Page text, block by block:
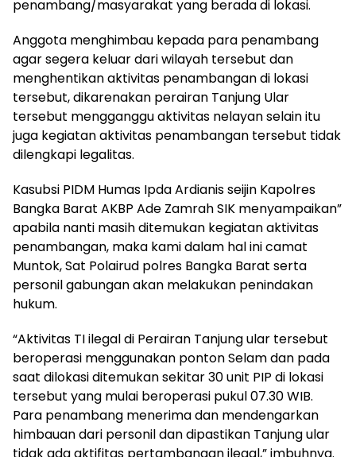
penambang/masyarakat yang berada di lokasi.
Anggota menghimbau kepada para penambang
agar segera keluar dari wilayah tersebut dan
menghentikan aktivitas penambangan di lokasi
tersebut, dikarenakan perairan Tanjung Ular
tersebut mengganggu aktivitas nelayan selain itu
juga kegiatan aktivitas penambangan tersebut tidak
dilengkapi legalitas.
Kasubsi PIDM Humas Ipda Ardianis seijin Kapolres
Bangka Barat AKBP Ade Zamrah SIK menyampaikan”
apabila nanti masih ditemukan kegiatan aktivitas
penambangan, maka kami dalam hal ini camat
Muntok, Sat Polairud polres Bangka Barat serta
personil gabungan akan melakukan penindakan
hukum.
“Aktivitas TI ilegal di Perairan Tanjung ular tersebut
beroperasi menggunakan ponton Selam dan pada
saat dilokasi ditemukan sekitar 30 unit PIP di lokasi
tersebut yang mulai beroperasi pukul 07.30 WIB.
Para penambang menerima dan mendengarkan
himbauan dari personil dan dipastikan Tanjung ular
tidak ada aktifitas pertambangan ilegal,” imbuhnya.